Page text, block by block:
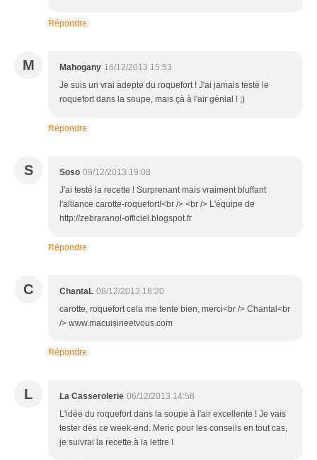
Répondre
M Mahogany 16/12/2013 15:53
Je suis un vrai adepte du roquefort ! J'ai jamais testé le
roquefort dans la soupe, mais çà à l'air génial ! ;)
Répondre
S Soso 09/12/2013 19:08
J'ai testé la recette ! Surprenant mais vraiment bluffant
l'alliance carotte-roquefort!<br /> <br /> L'équipe de
http://zebraranol-officiel.blogspot.fr
Répondre
C ChantaL 08/12/2013 18:20
carotte, roquefort cela me tente bien, merci<br /> Chantal<br
/> www.macuisineetvous.com
Répondre
L La Casserolerie 06/12/2013 14:58
L'idée du roquefort dans la soupe à l'air excellente ! Je vais
tester dès ce week-end. Meric pour les conseils en tout cas,
je suivrai la recette à la lettre !